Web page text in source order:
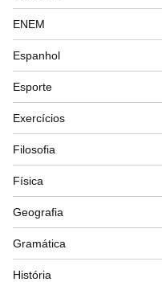
ENEM
Espanhol
Esporte
Exercícios
Filosofia
Física
Geografia
Gramática
História